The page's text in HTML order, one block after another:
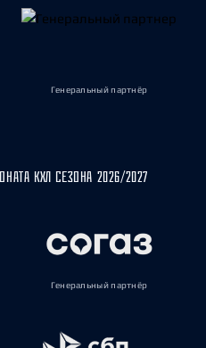
Генеральный партнёр
КХЛ СЕЗОНА 2026/2027
Генеральный партнёр